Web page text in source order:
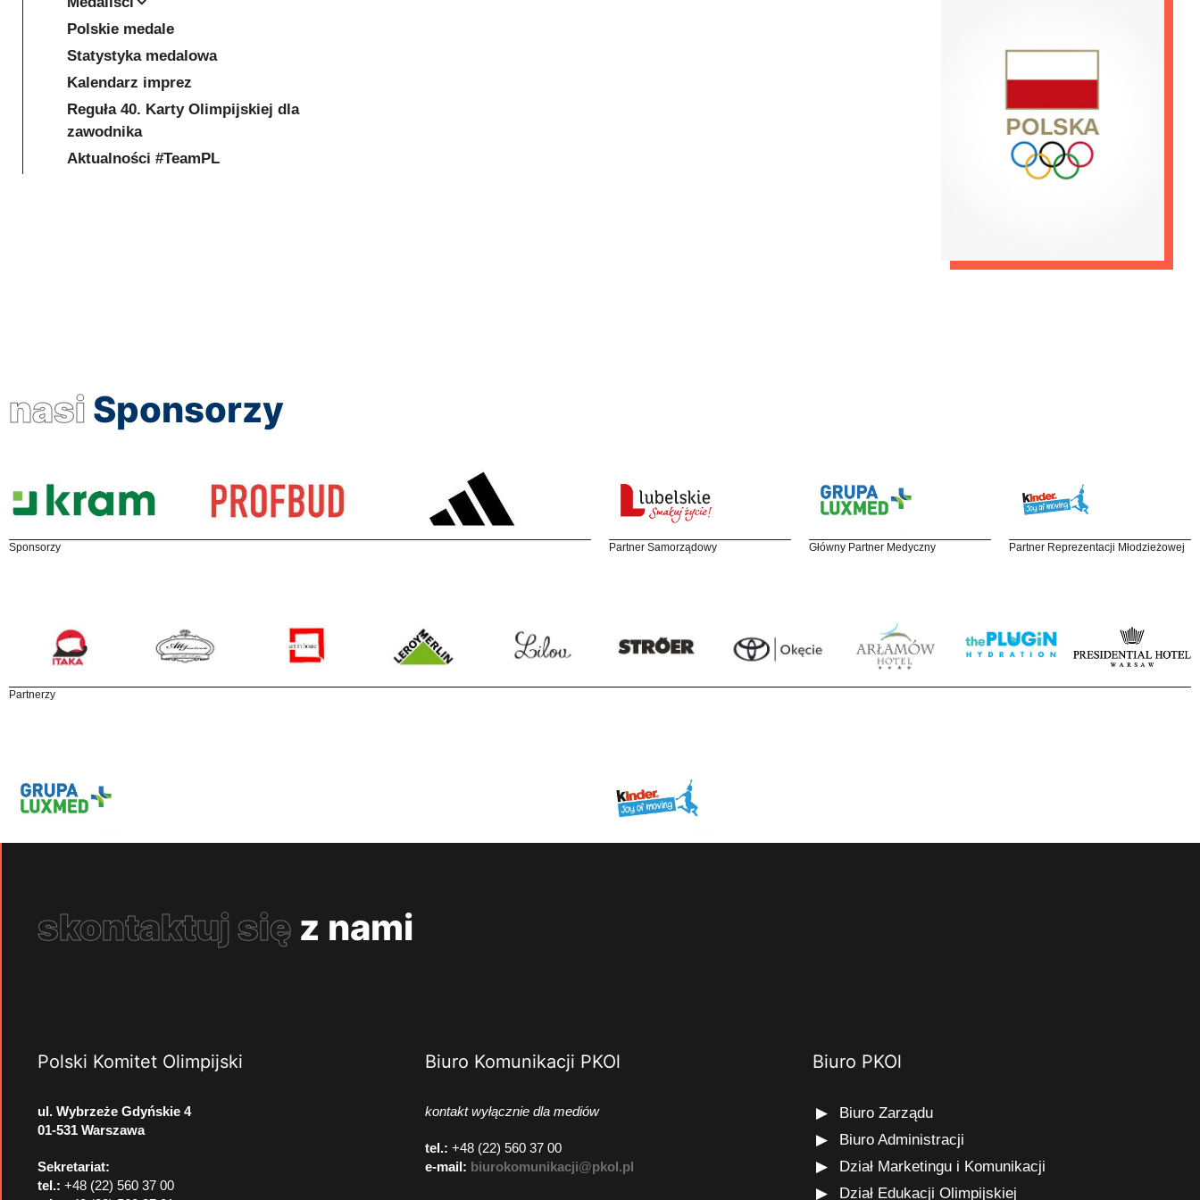
Polskie medale
Statystyka medalowa
Kalendarz imprez
Reguła 40. Karty Olimpijskiej dla
zawodnika
Aktualności #TeamPL
nasi Sponsorzy
Sponsorzy Partner Samorządowy Główny Partner Medyczny Partner Reprezentacji Młodzieżowej
Partnerzy
skontaktuj się z nami
Polski Komitet Olimpijski
ul. Wybrzeże Gdyńskie 4
01-531 Warszawa
Sekretariat:
tel.: +48 (22) 560 37 00
Biuro Komunikacji PKOl
kontakt wyłącznie dla mediów
tel.: +48 (22) 560 37 00
e-mail: biurokomunikacji@pkol.pl
Biuro PKOl
Biuro Zarządu
Biuro Administracji
Dział Marketingu i Komunikacji
Dział Edukacji Olimpijskiej